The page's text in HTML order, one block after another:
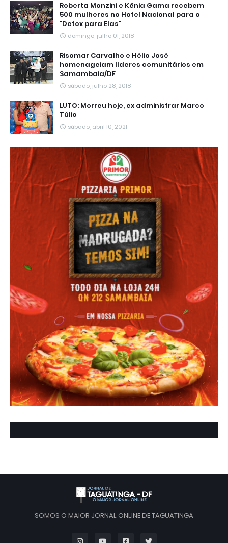
Roberta Monzini e Kênia Gama recebem
500 mulheres no Hotel Nacional para o
"Detox para Elas"
domingo, julho 01, 2018
Risomar Carvalho e Hélio José
homenageiam líderes comunitários em
Samambaia/DF
sábado, julho 28, 2018
LUTO: Morreu hoje, ex administrar Marco
Túlio
sábado, abril 10, 2021
SOMOS O MAIOR JORNAL ONLINE DE TAGUATINGA